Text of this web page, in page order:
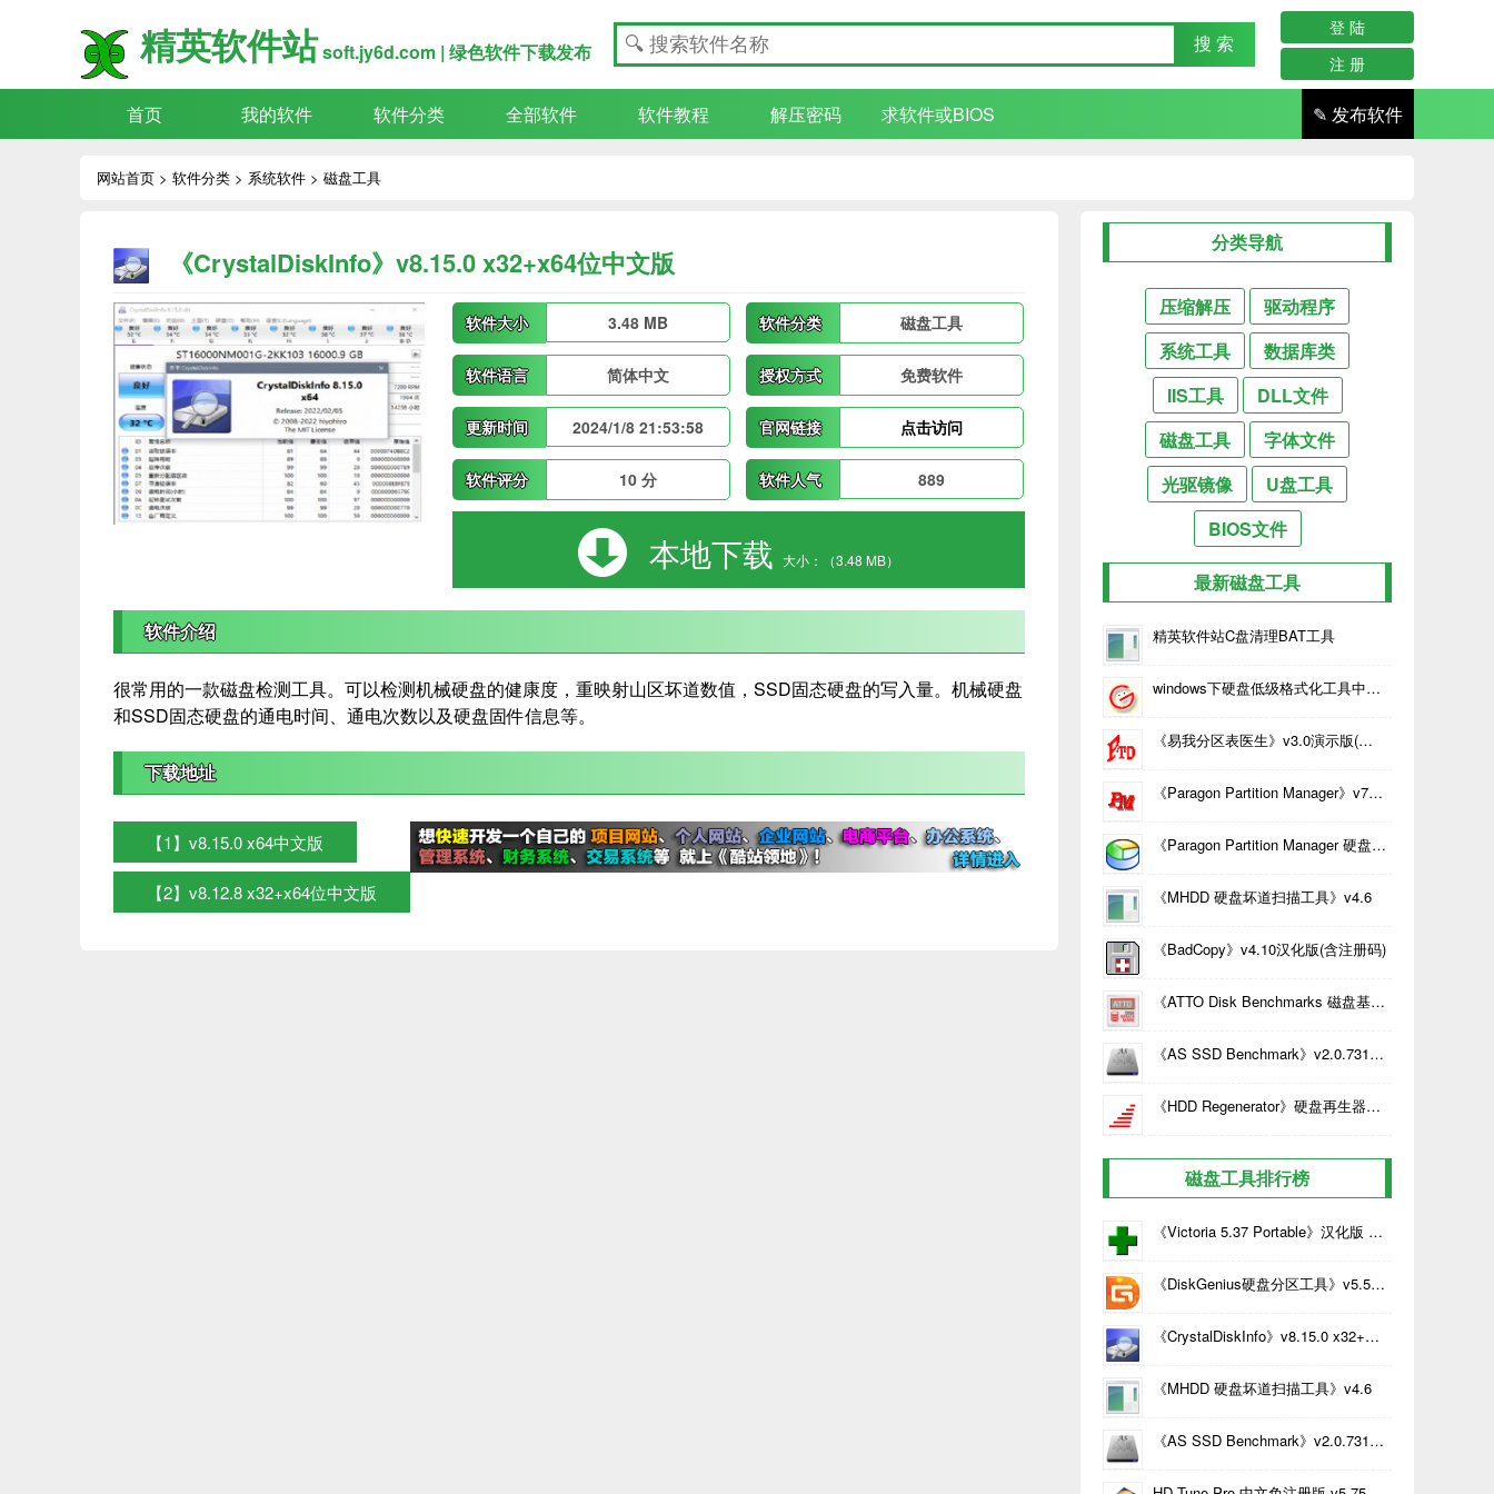
精英软件站soft.jy6d.com | 绿色软件下载发布
登 陆
注 册
首页 我的软件 软件分类 全部软件 软件教程 解压密码 求软件或BIOS ✎ 发布软件
网站首页 > 软件分类 > 系统软件 > 磁盘工具
《CrystalDiskInfo》v8.15.0 x32+x64位中文版
软件大小 3.48 MB 软件分类 磁盘工具
软件语言 简体中文 授权方式 免费软件
更新时间 2024/1/8 21:53:58 官网链接 点击访问
软件评分 10 分 软件人气 889
本地下载 大小：（3.48 MB）
软件介绍
很常用的一款磁盘检测工具。可以检测机械硬盘的健康度，重映射山区坏道数值，SSD固态硬盘的写入量。机械硬盘
和SSD固态硬盘的通电时间、通电次数以及硬盘固件信息等。
下载地址
【1】v8.15.0 x64中文版
【2】v8.12.8 x32+x64位中文版
分类导航
压缩解压
驱动程序
系统工具
数据库类
IIS工具
DLL文件
磁盘工具
字体文件
光驱镜像
U盘工具
BIOS文件
最新磁盘工具
精英软件站C盘清理BAT工具
windows下硬盘低级格式化工具中文版
《易我分区表医生》v3.0演示版(含注册机)
《Paragon Partition Manager》v7.00.000.1274服务器版中文版 | WIN98/XP老系统硬盘分区工具
《Paragon Partition Manager 硬盘分区魔术师》v9.0 build 4156 (21.01.08 ) 中文版
《MHDD 硬盘坏道扫描工具》v4.6
《BadCopy》v4.10汉化版(含注册码)
《ATTO Disk Benchmarks 磁盘基准测试》v4.0汉化版
《AS SSD Benchmark》v2.0.7316.34247 中文版 | SSD固态硬盘读写性能测试工具
《HDD Regenerator》硬盘再生器v1.61汉化版
磁盘工具排行榜
《Victoria 5.37 Portable》汉化版 硬盘扫描强制寻道工具
《DiskGenius硬盘分区工具》v5.5.1.1508 x86+x64位中文版
《CrystalDiskInfo》v8.15.0 x32+x64位中文版
《MHDD 硬盘坏道扫描工具》v4.6
《AS SSD Benchmark》v2.0.7316.34247 中文版 | SSD固态硬盘读写性能测试工具